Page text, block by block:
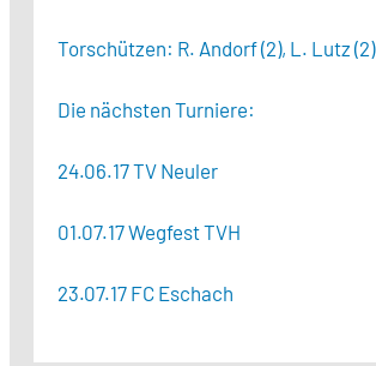
Torschützen: R. Andorf (2), L. Lutz (2)
Die nächsten Turniere:
24.06.17 TV Neuler
01.07.17 Wegfest TVH
23.07.17 FC Eschach